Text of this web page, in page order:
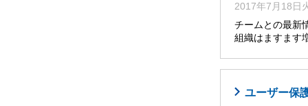
2017年7月18日
チームとの最新
組織はますます
ユーザー保